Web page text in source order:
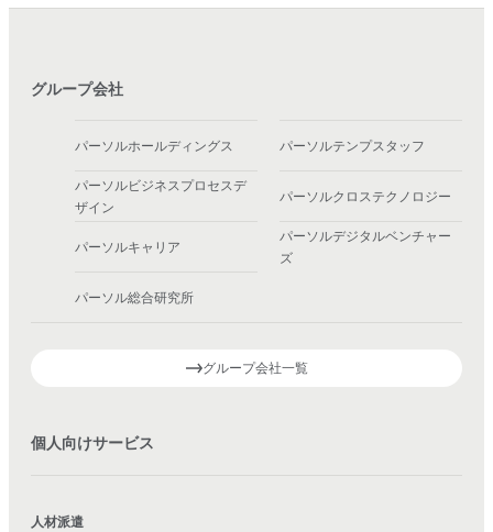
グループ会社
パーソルホールディングス パーソルテンプスタッフ
パーソルビジネスプロセスデ
ザイン
パーソルクロステクノロジー
パーソルキャリア
パーソルデジタルベンチャー
ズ
パーソル総合研究所
グループ会社一覧
個人向けサービス
人材派遣